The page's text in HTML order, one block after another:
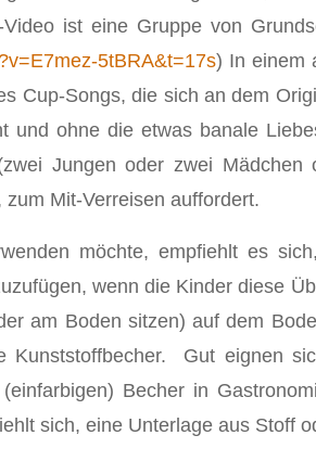
ist eine Gruppe von
5tBRA&t=17s) In einem
Cup-Songs, die sich an dem
und ohne die etwas banale
Jungen oder zwei
Mit-Verreisen auffordert.
möchte, empfiehlt es
wenn die Kinder diese
am Boden sitzen) auf dem
Kunststoffbecher. Gut eignen
Becher in
sich, eine Unterlage aus Stoff